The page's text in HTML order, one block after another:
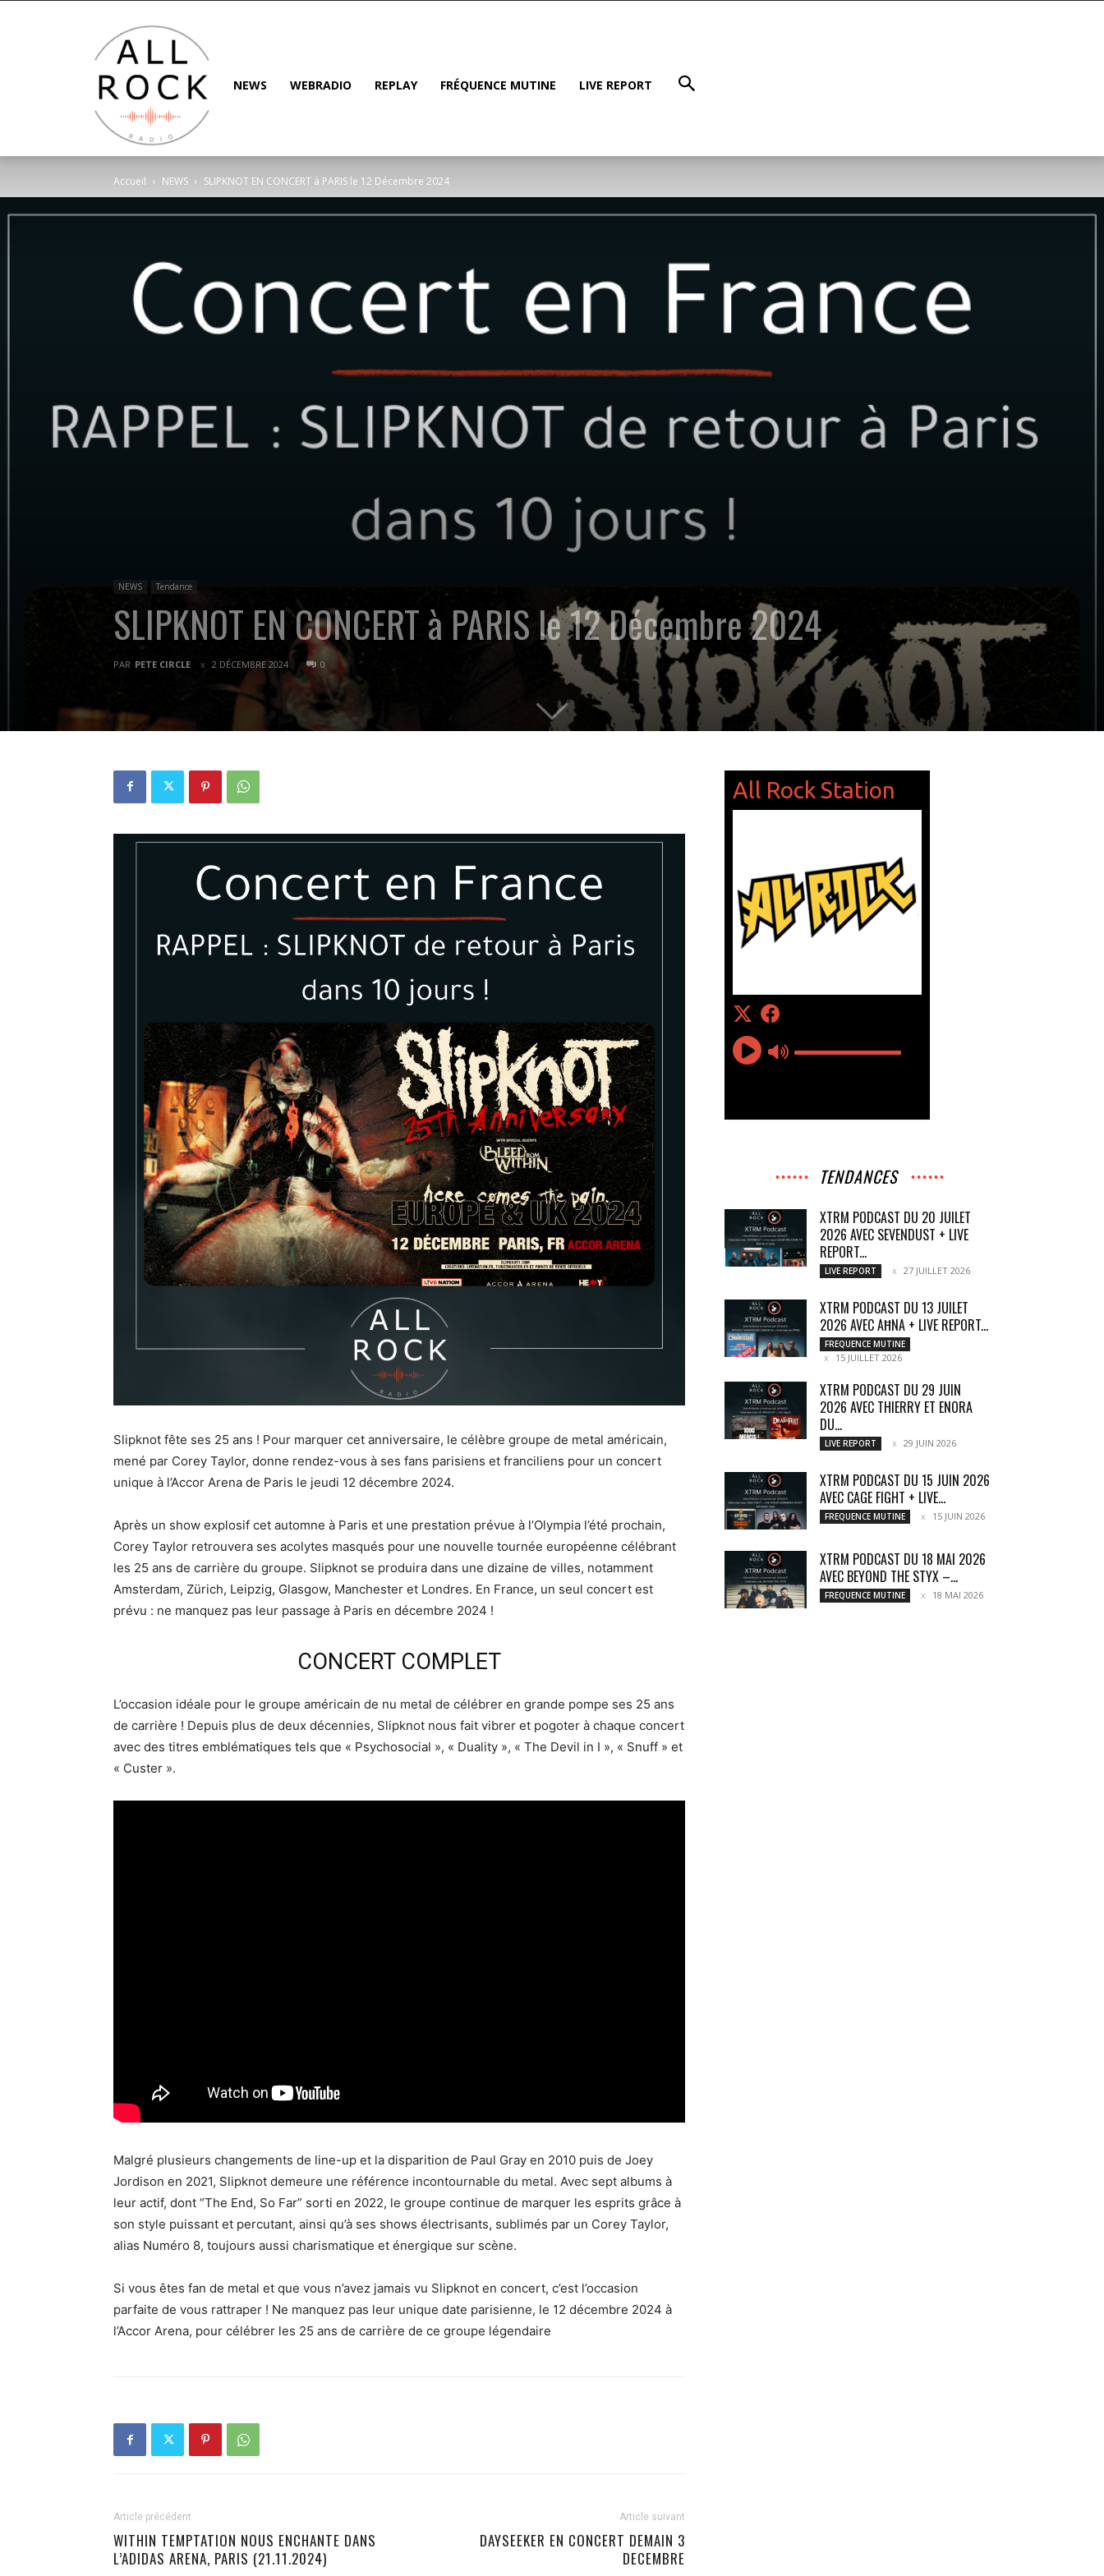
NEWS WEBRADIO REPLAY FRÉQUENCE MUTINE LIVE REPORT
Accueil NEWS SLIPKNOT EN CONCERT à PARIS le 12 Décembre 2024
NEWS Tendance
SLIPKNOT EN CONCERT à PARIS le 12 Décembre 2024
PAR PETE CIRCLE 2 DÉCEMBRE 2024 0
Slipknot fête ses 25 ans ! Pour marquer cet anniversaire, le célèbre groupe de metal américain,
mené par Corey Taylor, donne rendez-vous à ses fans parisiens et franciliens pour un concert
unique à l’Accor Arena de Paris le jeudi 12 décembre 2024.
Après un show explosif cet automne à Paris et une prestation prévue à l’Olympia l’été prochain,
Corey Taylor retrouvera ses acolytes masqués pour une nouvelle tournée européenne célébrant
les 25 ans de carrière du groupe. Slipknot se produira dans une dizaine de villes, notamment
Amsterdam, Zürich, Leipzig, Glasgow, Manchester et Londres. En France, un seul concert est
prévu : ne manquez pas leur passage à Paris en décembre 2024 !
CONCERT COMPLET
L’occasion idéale pour le groupe américain de nu metal de célébrer en grande pompe ses 25 ans
de carrière ! Depuis plus de deux décennies, Slipknot nous fait vibrer et pogoter à chaque concert
avec des titres emblématiques tels que « Psychosocial », « Duality », « The Devil in I », « Snuff » et
« Custer ».
Malgré plusieurs changements de line-up et la disparition de Paul Gray en 2010 puis de Joey
Jordison en 2021, Slipknot demeure une référence incontournable du metal. Avec sept albums à
leur actif, dont “The End, So Far” sorti en 2022, le groupe continue de marquer les esprits grâce à
son style puissant et percutant, ainsi qu’à ses shows électrisants, sublimés par un Corey Taylor,
alias Numéro 8, toujours aussi charismatique et énergique sur scène.
Si vous êtes fan de metal et que vous n’avez jamais vu Slipknot en concert, c’est l’occasion
parfaite de vous rattraper ! Ne manquez pas leur unique date parisienne, le 12 décembre 2024 à
l’Accor Arena, pour célébrer les 25 ans de carrière de ce groupe légendaire
Article précédent
WITHIN TEMPTATION NOUS ENCHANTE DANS
L’ADIDAS ARENA, PARIS (21.11.2024)
Article suivant
DAYSEEKER EN CONCERT DEMAIN 3
DECEMBRE
TENDANCES
XTRM PODCAST DU 20 JUILET
2026 AVEC SEVENDUST + LIVE
REPORT...
LIVE REPORT 27 JUILLET 2026
XTRM PODCAST DU 13 JUILET
2026 AVEC AĦNA + LIVE REPORT...
FREQUENCE MUTINE
15 JUILLET 2026
XTRM PODCAST DU 29 JUIN
2026 AVEC THIERRY ET ENORA
DU...
LIVE REPORT 29 JUIN 2026
XTRM PODCAST DU 15 JUIN 2026
AVEC CAGE FIGHT + LIVE...
FREQUENCE MUTINE 15 JUIN 2026
XTRM PODCAST DU 18 MAI 2026
AVEC BEYOND THE STYX –...
FREQUENCE MUTINE 18 MAI 2026